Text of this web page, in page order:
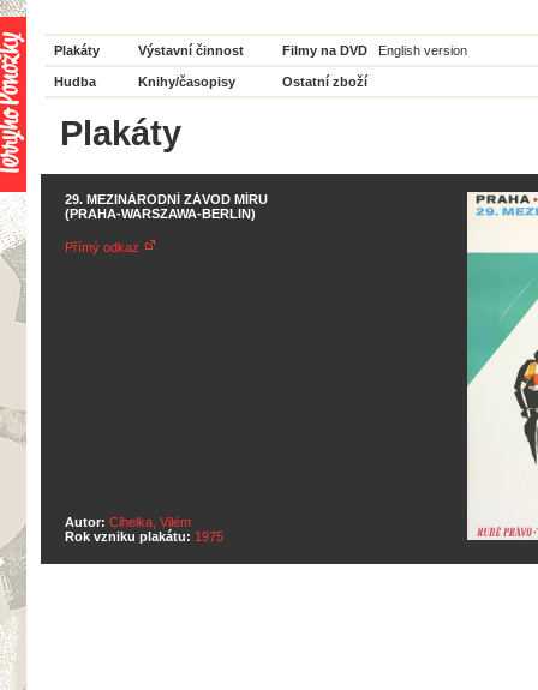
Plakáty Výstavní činnost Filmy na DVD English version
Hudba Knihy/časopisy Ostatní zboží
Plakáty
29. MEZINÁRODNÍ ZÁVOD MÍRU
(PRAHA-WARSZAWA-BERLIN)
Přímý odkaz
Autor: Cihelka, Vilém
Rok vzniku plakátu: 1975